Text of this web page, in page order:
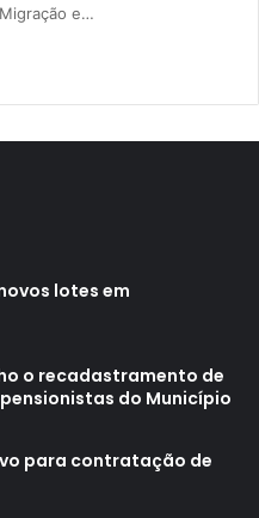
e…
lotes em
o recadastramento de
do Município
para contratação de